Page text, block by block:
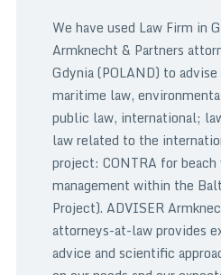
We have used Law Firm in
Armknecht & Partners
Gdynia (POLAND) to
maritime law,
public law, international;
law related to the
project: CONTRA for beach
management within the
Project). ADVISER
attorneys-at-law provides
advice and scientific